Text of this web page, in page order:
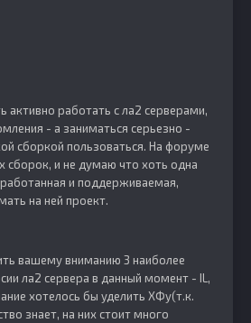
активно работать с ла2 серверами,
- а заниматься серьезно -
сборкой пользоваться. На форуме
сборок, и не думаю что хоть одна
и поддерживаемая,
на ней проект.
вашему вниманию 3 наиболее
ла2 сервера в данный момент - IL,
хотелось бы уделить ХФу(т.к.
знает, на них стоит много